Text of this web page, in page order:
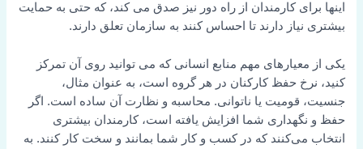
اینها برای کارمندان از راه دور نیز صدق می کند، که حتی به حمایت
بیشتری نیاز دارند تا احساس کنند به سازمان تعلق دارند.
یکی از معیارهای مهم منابع انسانی که می توانید روی آن تمرکز
کنید، نرخ حفظ کارکنان در هر گروه است، به عنوان مثال،
جنسیت، قومیت یا ناتوانی. محاسبه و نظارت آن ساده است. اگر
حفظ و نگهداری شما افزایش یافته است، کارمندان بیشتری
انتخاب می‌کنند که در کسب و کار شما بمانند و سخت کار کنند. به